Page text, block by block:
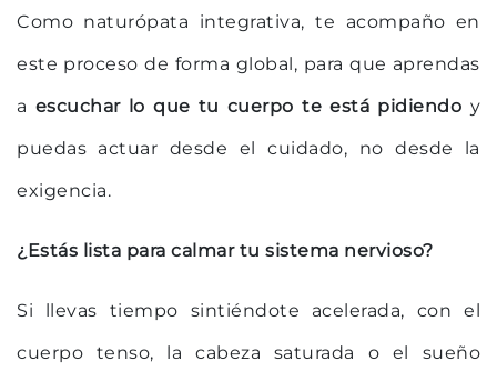
Como naturópata integrativa, te acompaño en
este proceso de forma global, para que aprendas
a escuchar lo que tu cuerpo te está pidiendo y
puedas actuar desde el cuidado, no desde la
exigencia.
¿Estás lista para calmar tu sistema nervioso?
Si llevas tiempo sintiéndote acelerada, con el
cuerpo tenso, la cabeza saturada o el sueño